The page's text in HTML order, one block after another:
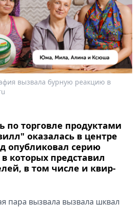
вызвала бурную реакцию в
по торговле продуктами
оказалась в центре
опубликовал серию
которых представил
в том числе и квир-
пара вызвала вызвала шквал